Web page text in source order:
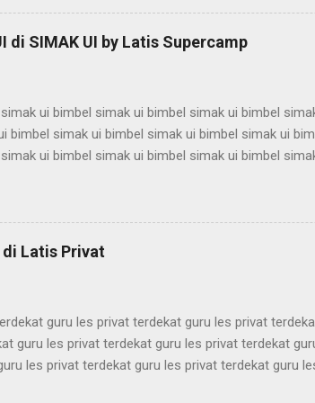
les privat bandung les privat bandung les
privat bandung les privat bandung les privat
les privat bandung les privat bandung ...
di SIMAK UI by Latis Supercamp
ui bimbel simak ui bimbel simak ui bimbel
bimbel simak ui bimbel simak ui bimbel simak ui
ui bimbel simak ui bimbel simak ui bimbel
ui bimbel simak ui bimbel simak ui bimbel
bimbel simak ui bimbel simak ui bimbel simak ui
ui bimbel simak ui bimbel simak ui bimbel
bimbel simak ui bimbel simak ui bimbel simak ui
di Latis Privat
guru les privat terdekat guru les privat
guru les privat terdekat guru les privat terdekat
les privat terdekat guru les privat terdekat guru